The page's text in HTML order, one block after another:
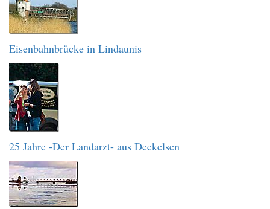
Eisenbahnbrücke in Lindaunis
25 Jahre -Der Landarzt- aus Deekelsen